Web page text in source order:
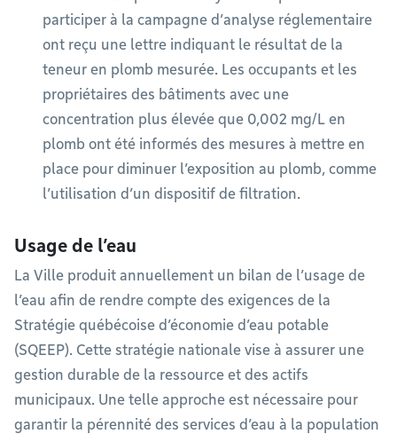
participer à la campagne d’analyse réglementaire
ont reçu une lettre indiquant le résultat de la
teneur en plomb mesurée. Les occupants et les
propriétaires des bâtiments avec une
concentration plus élevée que 0,002 mg/L en
plomb ont été informés des mesures à mettre en
place pour diminuer l’exposition au plomb, comme
l’utilisation d’un dispositif de filtration.
Usage de l’eau
La Ville produit annuellement un bilan de l’usage de
l’eau afin de rendre compte des exigences de la
Stratégie québécoise d’économie d’eau potable
(SQEEP). Cette stratégie nationale vise à assurer une
gestion durable de la ressource et des actifs
municipaux. Une telle approche est nécessaire pour
garantir la pérennité des services d’eau à la population